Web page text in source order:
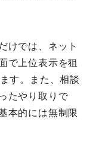
けでは、ネット
で上位表示を狙
す。また、相談
たやり取りで
本的には無制限